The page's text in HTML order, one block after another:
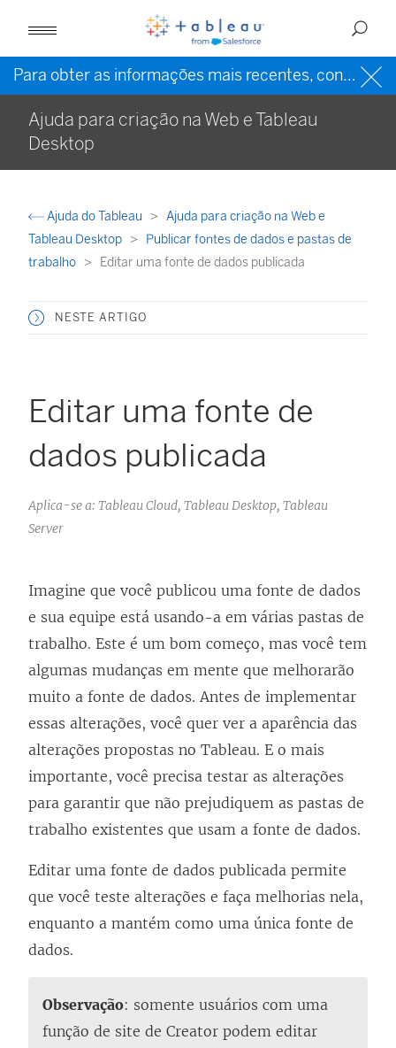
Para obter as informações mais recentes, consulte a
Ajuda para criação na Web e Tableau
Desktop
Ajuda do Tableau
Ajuda para criação na Web e
Tableau Desktop
Publicar fontes de dados e pastas de
trabalho
Editar uma fonte de dados publicada
NESTE ARTIGO
Editar uma fonte de
dados publicada
Aplica-se a: Tableau Cloud, Tableau Desktop, Tableau
Server
Imagine que você publicou uma fonte de dados
e sua equipe está usando-a em várias pastas de
trabalho. Este é um bom começo, mas você tem
algumas mudanças em mente que melhorarão
muito a fonte de dados. Antes de implementar
essas alterações, você quer ver a aparência das
alterações propostas no Tableau. E o mais
importante, você precisa testar as alterações
para garantir que não prejudiquem as pastas de
trabalho existentes que usam a fonte de dados.
Editar uma fonte de dados publicada permite
que você teste alterações e faça melhorias nela,
enquanto a mantém como uma única fonte de
dados.
Observação: somente usuários com uma
função de site de Creator podem editar